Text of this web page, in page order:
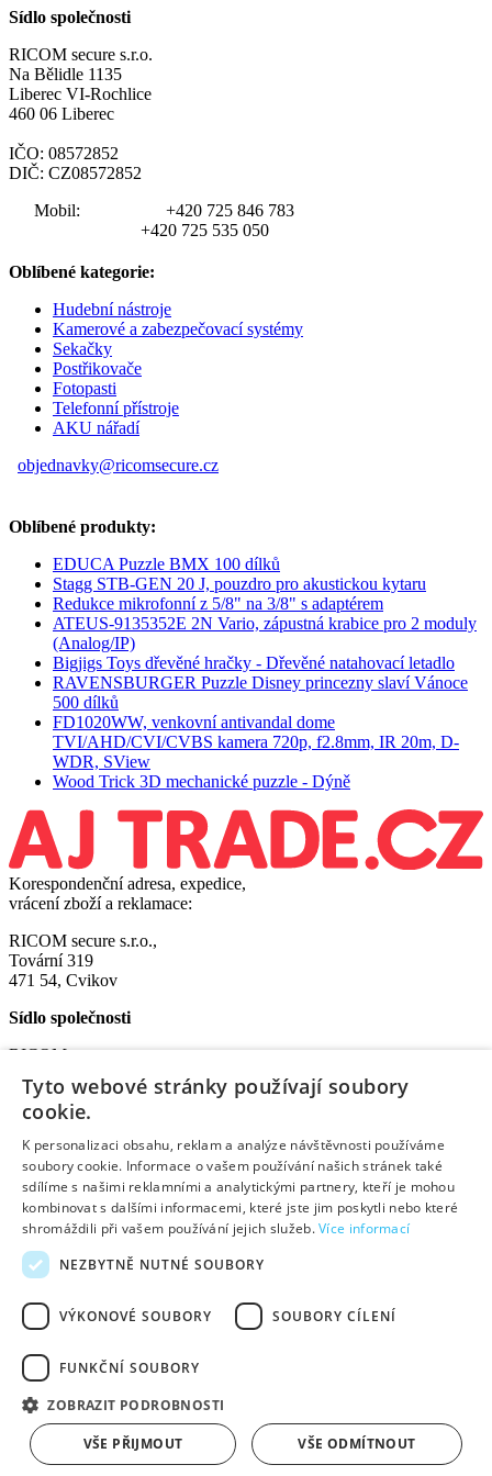
Sídlo společnosti
RICOM secure s.r.o.
Na Bělidle 1135
Liberec VI-Rochlice
460 06 Liberec
IČO: 08572852
DIČ: CZ08572852
Mobil:
+420 725 846 783
+420 725 535 050
Oblíbené kategorie:
Hudební nástroje
Kamerové a zabezpečovací systémy
Sekačky
Postřikovače
Fotopasti
Telefonní přístroje
AKU nářadí
objednavky@ricomsecure.cz
Oblíbené produkty:
EDUCA Puzzle BMX 100 dílků
Stagg STB-GEN 20 J, pouzdro pro akustickou kytaru
Redukce mikrofonní z 5/8" na 3/8" s adaptérem
ATEUS-9135352E 2N Vario, zápustná krabice pro 2 moduly
(Analog/IP)
Bigjigs Toys dřevěné hračky - Dřevěné natahovací letadlo
RAVENSBURGER Puzzle Disney princezny slaví Vánoce
500 dílků
FD1020WW, venkovní antivandal dome
TVI/AHD/CVI/CVBS kamera 720p, f2.8mm, IR 20m, D-
WDR, SView
Wood Trick 3D mechanické puzzle - Dýně
Korespondenční adresa, expedice,
vrácení zboží a reklamace:
RICOM secure s.r.o.,
Tovární 319
471 54, Cvikov
Sídlo společnosti
RICOM secure s.r.o.
Na Bělidle 1135
Liberec VI-Rochlice
460 06 Liberec
IČO: 08572852
DIČ: CZ08572852
Užitečné informace:
O nás
Jak nakupovat
Obchodní podmínky
Kontakty
Created by DostupnýWeb
Designed by Basebrain
Tyto webové stránky používají soubory
cookie.
K personalizaci obsahu, reklam a analýze návštěvnosti používáme
soubory cookie. Informace o vašem používání našich stránek také
sdílíme s našimi reklamními a analytickými partnery, kteří je mohou
kombinovat s dalšími informacemi, které jste jim poskytli nebo které
shromáždili při vašem používání jejich služeb.Více informací
NEZBYTNĚ NUTNÉ SOUBORY
VÝKONOVÉ SOUBORY SOUBORY CÍLENÍ
FUNKČNÍ SOUBORY
ZOBRAZIT PODROBNOSTI
VŠE PŘIJMOUT VŠE ODMÍTNOUT